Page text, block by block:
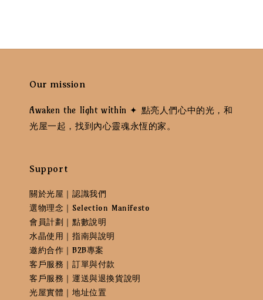
Our mission
Awaken the light within ✦ 點亮人們心中的光，和
光屋一起，找到內心靈魂永恆的家。
Support
關於光屋｜認識我們
選物理念｜Selection Manifesto
會員計劃｜點數說明
水晶使用｜指南與說明
邀約合作｜B2B專案
客戶服務｜訂單與付款
客戶服務｜運送與退換貨說明
光屋實體｜地址位置